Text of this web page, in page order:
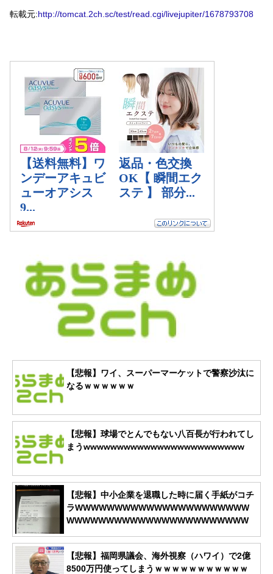
転載元:http://tomcat.2ch.sc/test/read.cgi/livejupiter/1678793708
【悲報】ワイ、スーパーマーケットで警察沙汰に
なるｗｗｗｗｗｗ
【悲報】球場でとんでもない八百長が行われてし
まうwwwwwwwwwwwwwwwwwwwwwwww
【悲報】中小企業を退職した時に届く手紙がコチ
ラWWWWWWWWWWWWWWWWWWWWWW
WWWWWWWWWWWWWWWWWWWWWWW
【悲報】福岡県議会、海外視察（ハワイ）で2億
8500万円使ってしまうｗｗｗｗｗｗｗｗｗｗｗ